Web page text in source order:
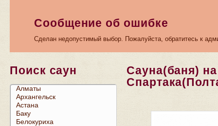
Сообщение об ошибке
Сделан недопустимый выбор. Пожалуйста, обратитесь к
Поиск саун
Сауна(баня) на